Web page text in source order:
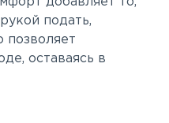
подать,
позволяет
оставаясь в